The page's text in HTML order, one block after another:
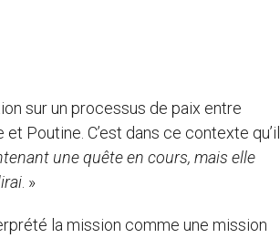
sur un processus de paix entre
Poutine. C’est dans ce contexte qu’il
une quête en cours, mais elle
. »
la mission comme une mission